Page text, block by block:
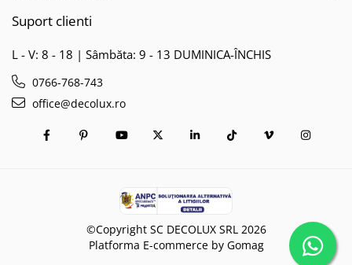
Suport clienti
L - V: 8 - 18 | Sâmbăta: 9 - 13 DUMINICA-ÎNCHIS
0766-768-743
office@decolux.ro
©Copyright SC DECOLUX SRL 2026
Platforma E-commerce by Gomag